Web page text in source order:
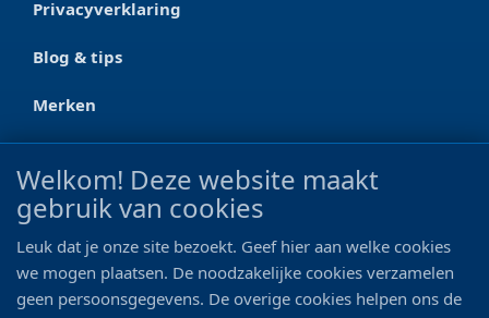
Privacyverklaring
Blog & tips
Merken
CONTACT
Ootmarsumseweg 125a
0546 - 622 990
Welkom! Deze website maakt
gebruik van cookies
Leuk dat je onze site bezoekt. Geef hier aan welke cookies
we mogen plaatsen. De noodzakelijke cookies verzamelen
geen persoonsgegevens. De overige cookies helpen ons de